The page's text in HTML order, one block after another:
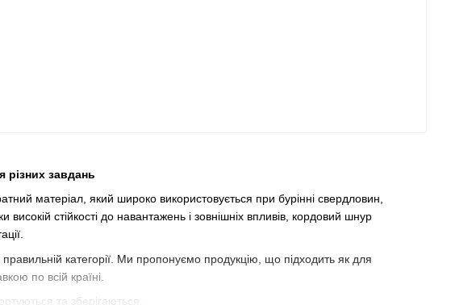
різних завдань
матеріал, який широко використовується при бурінні свердловин,
стійкості до навантажень і зовнішніх впливів, кордовий шнур
категорії. Ми пропонуємо продукцію, що підходить як для
по всій країні.
та зберігаються.